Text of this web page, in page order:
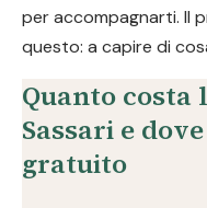
per accompagnarti. Il
questo: a capire di
Quanto costa
Sassari e
gratuito